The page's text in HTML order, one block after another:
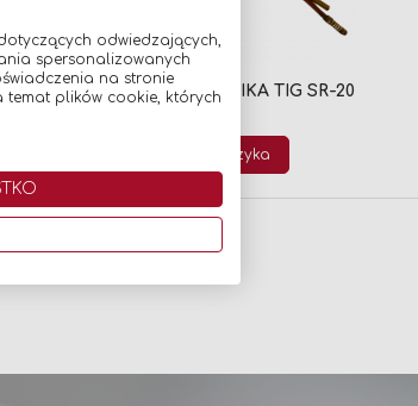
KORPUS PALNIKA TIG SR-20
Dodaj do koszyka
odwiedzających,
spersonalizowanych
na stronie
temat plików cookie, których